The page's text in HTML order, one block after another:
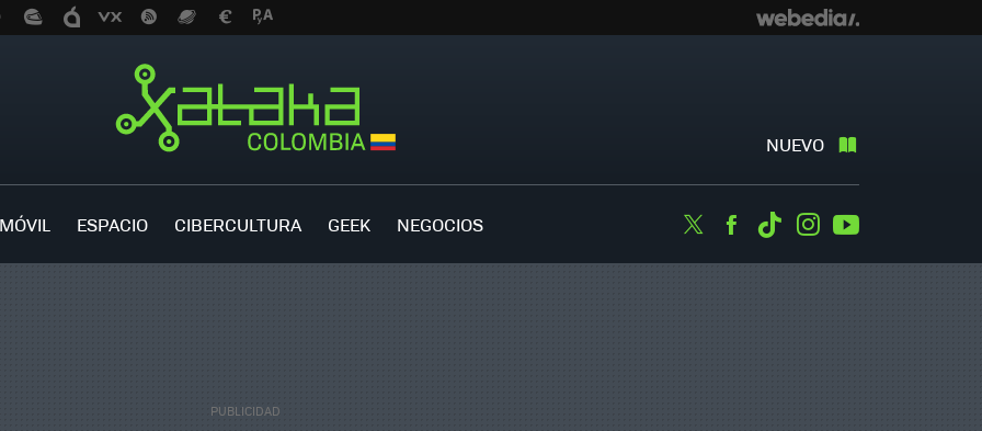
NUEVO
MÓVIL ESPACIO CIBERCULTURA GEEK NEGOCIOS TwitterFacebook
TiktokInstagram